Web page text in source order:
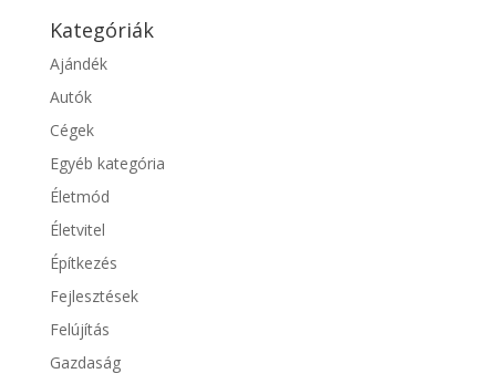
Kategóriák
Ajándék
Autók
Cégek
Egyéb kategória
Életmód
Életvitel
Építkezés
Fejlesztések
Felújítás
Gazdaság